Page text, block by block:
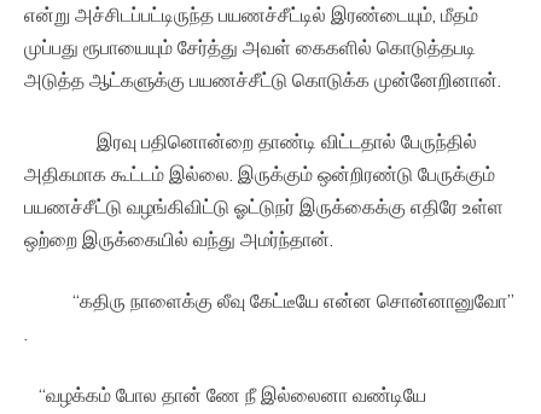
என்று அச்சிடப்பட்டிருந்த பயணச்சீட்டில் இரண்டையும், மீதம்
முப்பது ரூபாயையும் சேர்த்து அவள் கைகளில் கொடுத்தபடி
அடுத்த ஆட்களுக்கு பயணச்சீட்டு கொடுக்க முன்னேறினான்.
இரவு பதினொன்றை தாண்டி விட்டதால் பேருந்தில்
அதிகமாக கூட்டம் இல்லை. இருக்கும் ஒன்றிரண்டு பேருக்கும்
பயணச்சீட்டு வழங்கிவிட்டு ஓட்டுநர் இருக்கைக்கு எதிரே உள்ள
ஒற்றை இருக்கையில் வந்து அமர்ந்தான்.
“கதிரு நாளைக்கு லீவு கேட்டீயே என்ன சொன்னானுவோ”
.
“வழக்கம் போல தான் ணே நீ இல்லைனா வண்டியே